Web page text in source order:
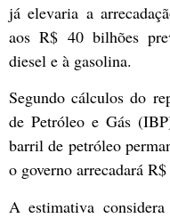
já elevaria a
aos R$ 40 bilhões
diesel e à gasolina.
Segundo cálculos do
de Petróleo e Gás
barril de petróleo
o governo arrecadará
A estimativa